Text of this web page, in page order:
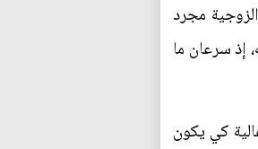
مجرد
إذ سرعان ما
كي يكون